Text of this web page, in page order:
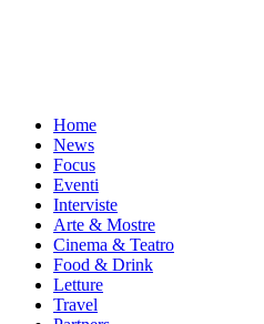
Home
News
Focus
Eventi
Interviste
Arte & Mostre
Cinema & Teatro
Food & Drink
Letture
Travel